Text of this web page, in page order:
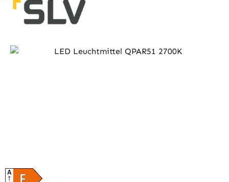
Bildergalerie überspringen